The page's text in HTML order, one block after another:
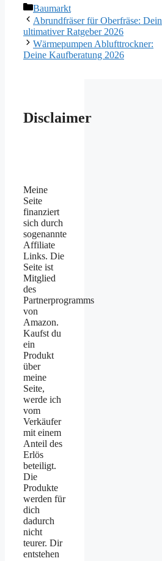
Kategorien
Baumarkt
Abrundfräser für Oberfräse: Dein
ultimativer Ratgeber 2026
Wärmepumpen Ablufttrockner:
Deine Kaufberatung 2026
Disclaimer
Meine
Seite
finanziert
sich durch
sogenannte
Affiliate
Links. Die
Seite ist
Mitglied
des
Partnerprogramms
von
Amazon.
Kaufst du
ein
Produkt
über
meine
Seite,
werde ich
vom
Verkäufer
mit einem
Anteil des
Erlös
beteiligt.
Die
Produkte
werden für
dich
dadurch
nicht
teurer. Dir
entstehen